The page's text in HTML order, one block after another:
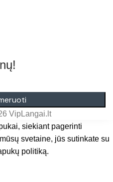
VipLangai.lt
siekiant pagerinti
svetaine, jūs sutinkate su
politiką.